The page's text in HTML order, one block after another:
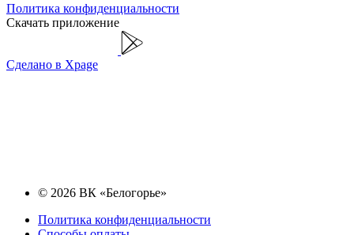
Политика конфиденциальности
Скачать приложение
Сделано в Xpage
© 2026 ВК «Белогорье»
Политика конфиденциальности